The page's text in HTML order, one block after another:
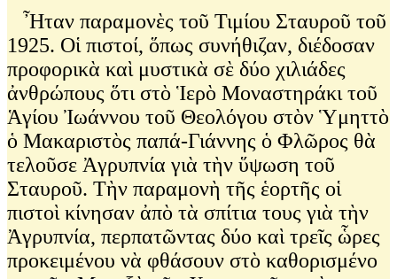
Ἦταν παραμονὲς τοῦ Τιμίου Σταυροῦ τοῦ
1925. Οἱ πιστοί, ὅπως συνήθιζαν, διέδοσαν
προφορικὰ καὶ μυστικὰ σὲ δύο χιλιάδες
ἀνθρώπους ὅτι στὸ Ἱερὸ Μοναστηράκι τοῦ
Ἁγίου Ἰωάννου τοῦ Θεολόγου στὸν Ὑμηττὸ
ὁ Μακαριστὸς παπά-Γιάννης ὁ Φλῶρος θὰ
τελοῦσε Ἀγρυπνία γιὰ τὴν ὕψωση τοῦ
Σταυροῦ. Τὴν παραμονὴ τῆς ἑορτῆς οἱ
πιστοὶ κίνησαν ἀπὸ τὰ σπίτια τους γιὰ τὴν
Ἀγρυπνία, περπατῶντας δύο καὶ τρεῖς ὧρες
προκειμένου νὰ φθάσουν στὸ καθορισμένο